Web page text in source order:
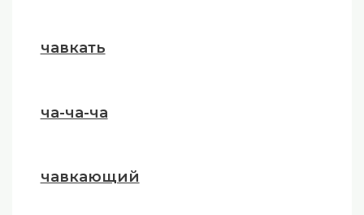
чавкать
ча-ча-ча
чавкающий